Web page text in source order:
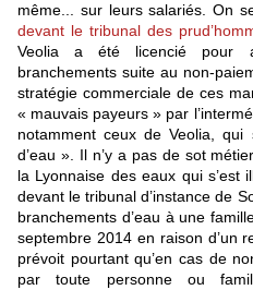
même... sur leurs salariés. On
devant le tribunal des
Veolia a été licencié pour
branchements suite au non-
stratégie commerciale de ces
« mauvais payeurs » par
notamment ceux de Veolia,
d’eau ». Il n’y a pas de sot
la Lyonnaise des eaux qui s’est
devant le tribunal d’instance de
branchements d’eau à une
septembre 2014 en raison d’un
prévoit pourtant qu’en cas de
par toute personne ou